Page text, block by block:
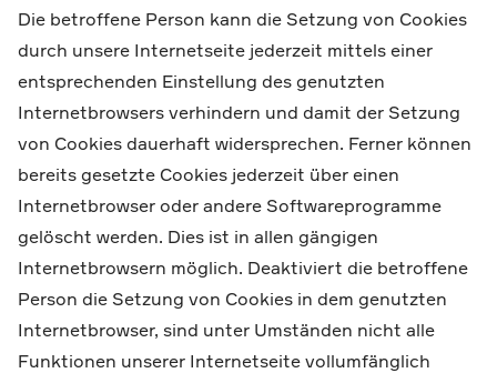
Die betroffene Person kann die Setzung von Cookies
durch unsere Internetseite jederzeit mittels einer
entsprechenden Einstellung des genutzten
Internetbrowsers verhindern und damit der Setzung
von Cookies dauerhaft widersprechen. Ferner können
bereits gesetzte Cookies jederzeit über einen
Internetbrowser oder andere Softwareprogramme
gelöscht werden. Dies ist in allen gängigen
Internetbrowsern möglich. Deaktiviert die betroffene
Person die Setzung von Cookies in dem genutzten
Internetbrowser, sind unter Umständen nicht alle
Funktionen unserer Internetseite vollumfänglich